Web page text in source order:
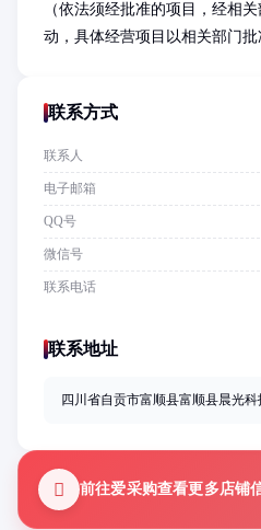
（依法须经批准的项目，经相
动，具体经营项目以相关部门批
联系方式
联系人
电子邮箱
QQ号
微信号
联系电话
联系地址
四川省自贡市富顺县富顺县晨光科
前往爱采购查看更多店铺